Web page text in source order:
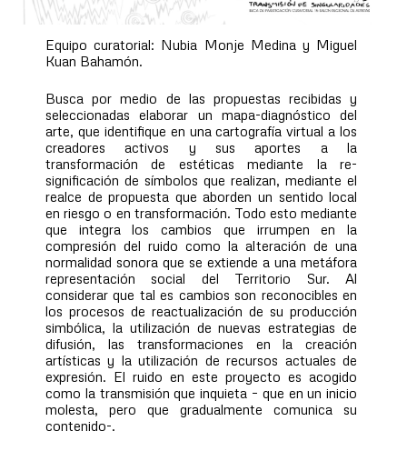
Equipo curatorial: Nubia Monje Medina y Miguel
Kuan Bahamón.
Busca por medio de las propuestas recibidas y
seleccionadas elaborar un mapa-diagnóstico del
arte, que identifique en una cartografía virtual a los
creadores activos y sus aportes a la
transformación de estéticas mediante la re-
significación de símbolos que realizan, mediante el
realce de propuesta que aborden un sentido local
en riesgo o en transformación. Todo esto mediante
que integra los cambios que irrumpen en la
compresión del ruido como la alteración de una
normalidad sonora que se extiende a una metáfora
representación social del Territorio Sur. Al
considerar que tal es cambios son reconocibles en
los procesos de reactualización de su producción
simbólica, la utilización de nuevas estrategias de
difusión, las transformaciones en la creación
artísticas y la utilización de recursos actuales de
expresión. El ruido en este proyecto es acogido
como la transmisión que inquieta – que en un inicio
molesta, pero que gradualmente comunica su
contenido-.